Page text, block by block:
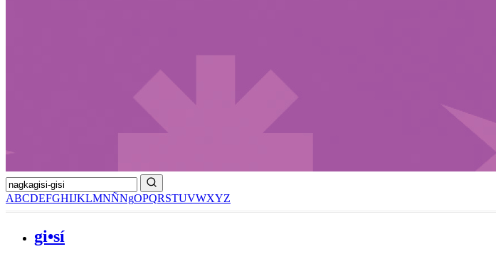
ABCDEFGHIJKLMNÑNgOPQRSTUVWXYZ
gi•sí